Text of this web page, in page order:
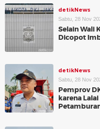
detikNews
Sabtu, 28 Nov
Selain Wali
Dicopot
detikNews
Sabtu, 28 Nov
Pemprov
karena